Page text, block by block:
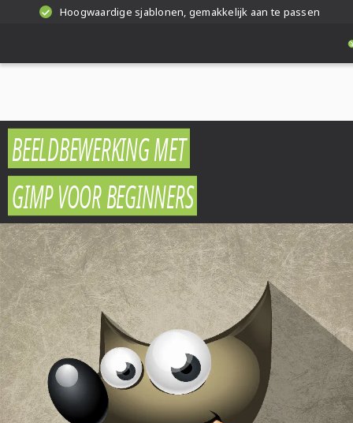
Hoogwaardige sjablonen, gemakkelijk aan te passen
BEELDBEWERKING MET
GIMP VOOR BEGINNERS